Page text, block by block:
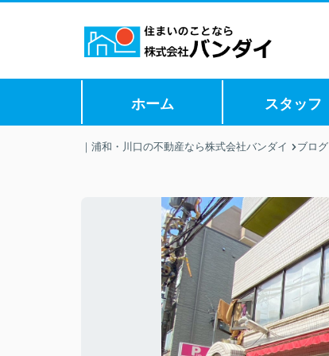
ホーム スタッフ
｜浦和・川口の不動産なら株式会社バンダイ ブログ